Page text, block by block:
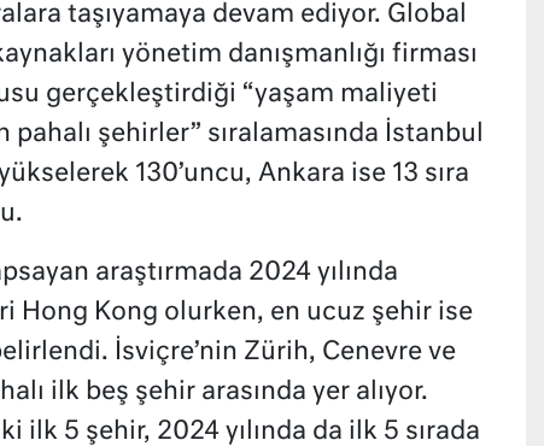
taşıyamaya devam ediyor. Global
yönetim danışmanlığı firması
gerçekleştirdiği “yaşam maliyeti
pahalı şehirler” sıralamasında İstanbul
130’uncu, Ankara ise 13 sıra
araştırmada 2024 yılında
Hong Kong olurken, en ucuz şehir ise
İsviçre’nin Zürih, Cenevre ve
ilk beş şehir arasında yer alıyor.
ilk 5 şehir, 2024 yılında da ilk 5 sırada